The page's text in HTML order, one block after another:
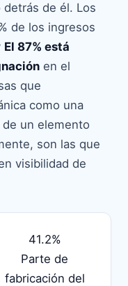
de él. Los
de los ingresos
El 87% está
en el
que
como una
un elemento
son las que
visibilidad de
41.2%
Parte de
fabricación del